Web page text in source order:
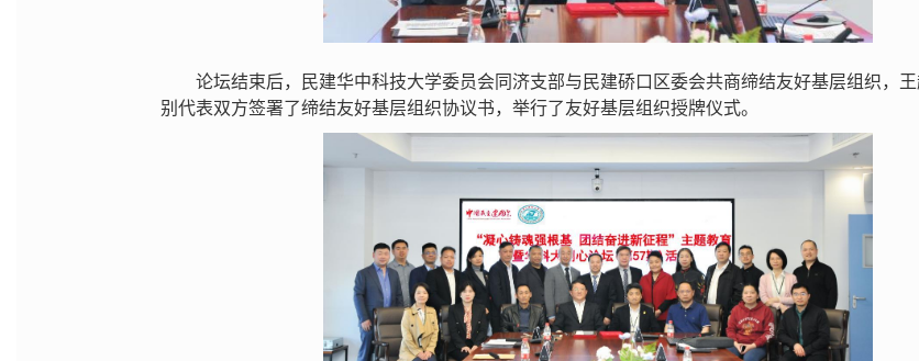
论坛结束后，民建华中科技大学委员会同济支部与民建硚口区委会共商缔结友好基层组织，
别代表双方签署了缔结友好基层组织协议书，举行了友好基层组织授牌仪式。